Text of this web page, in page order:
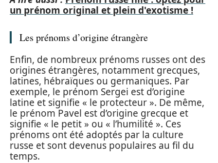
un prénom original et plein d'exotisme !
Les prénoms d’origine étrangère
Enfin, de nombreux prénoms russes ont des
origines étrangères, notamment grecques,
latines, hébraïques ou germaniques. Par
exemple, le prénom Sergei est d’origine
latine et signifie « le protecteur ». De même,
le prénom Pavel est d’origine grecque et
signifie « le petit » ou « l’humilité ». Ces
prénoms ont été adoptés par la culture
russe et sont devenus populaires au fil du
temps.